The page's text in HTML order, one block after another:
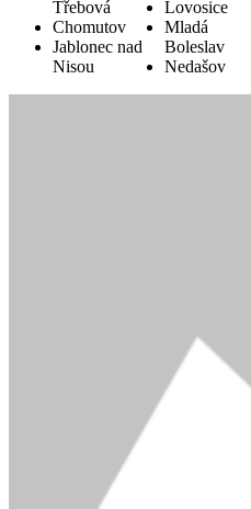
Třebová
Chomutov
Jablonec nad
Nisou
Lovosice
Mladá
Boleslav
Nedašov